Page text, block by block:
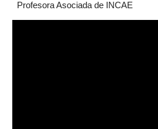
Profesora Asociada de INCAE